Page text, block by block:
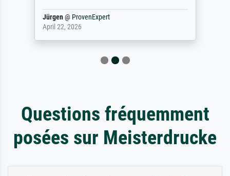
Jürgen@ ProvenExpert
April 22, 2026
Questions fréquemment
posées sur Meisterdrucke